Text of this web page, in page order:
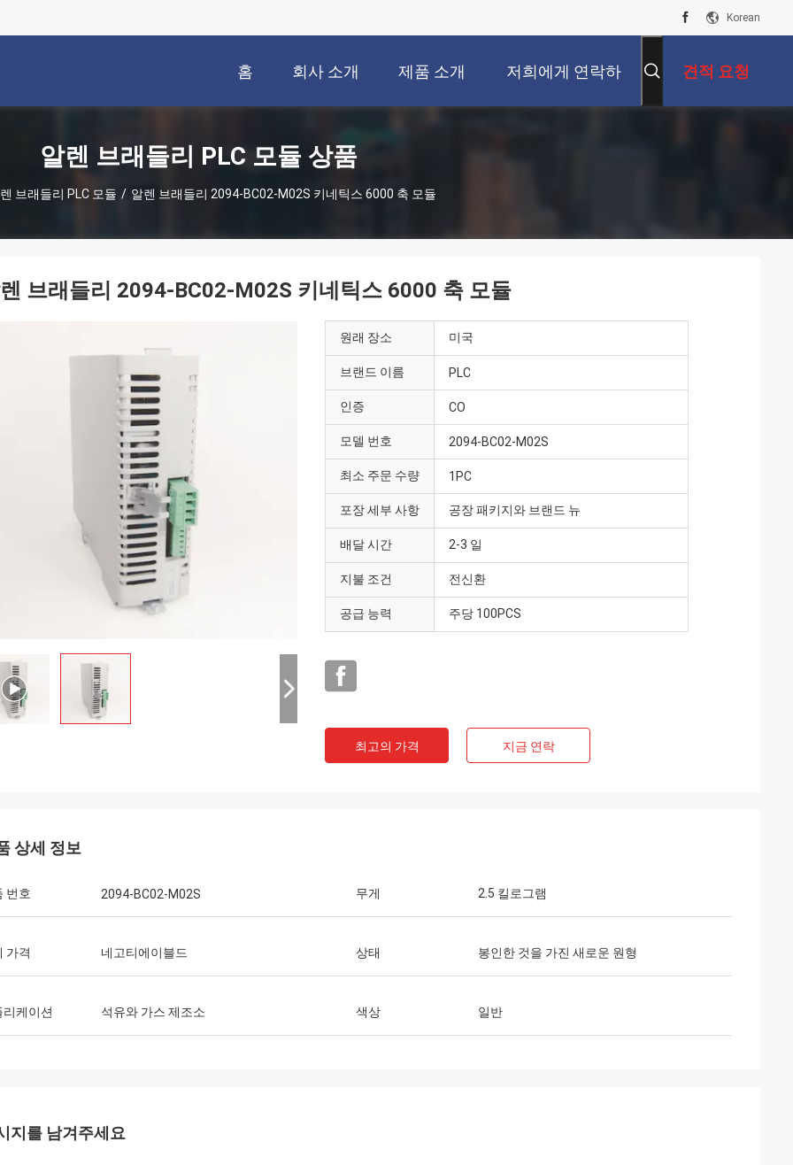
Korean
홈 회사 소개 제품 소개 저희에게 연락하 견적 요청
알렌 브래들리 PLC 모듈 상품
브래들리 PLC 모듈 / 알렌 브래들리 2094-BC02-M02S 키네틱스 6000 축 모듈
브래들리 2094-BC02-M02S 키네틱스 6000 축 모듈
원래 장소 미국
브랜드 이름 PLC
인증 CO
모델 번호 2094-BC02-M02S
최소 주문 수량 1PC
포장 세부 사항 공장 패키지와 브랜드 뉴
배달 시간 2-3 일
지불 조건 전신환
공급 능력 주당 100PCS
최고의 가격 지금 연락
상세 정보
번호 2094-BC02-M02S 무게 2.5 킬로그램
가격 네고티에이블드 상태 봉인한 것을 가진 새로운 원형
리케이션 석유와 가스 제조소 색상 일반
지를 남겨주세요